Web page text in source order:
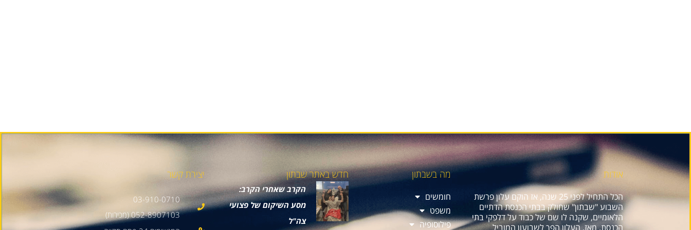
אודות
הכל התחיל לפני 25 שנה, אז הוקם עלון פרשת
השבוע "שבתון" שחולק בבתי הכנסת הדתיים
הלאומיים, שקנה לו שם של כבוד על דלפקי בתי
הכנסת. מאז, העלון הפך לשבועון המוביל
מה בשבתון
חומשים
משפט
פילוסופיה
חדש באתר שבתון
הקרב שאחרי הקרב:
מסע השיקום של פצועי
צה"ל
יצירת קשר
03-910-0710
052-8907103 (מכירות)